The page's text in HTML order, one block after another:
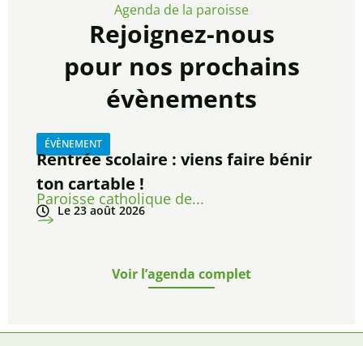
Agenda de la paroisse
Rejoignez-nous
pour nos prochains
évènements
ÉVÈNEMENT
Rentrée scolaire : viens faire bénir
ton cartable !
Paroisse catholique de...
Le 23 août 2026
Voir l’agenda complet